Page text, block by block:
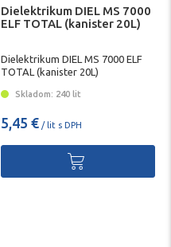
Dielektrikum DIEL MS 7000
ELF TOTAL (kanister 20L)
Dielektrikum DIEL MS 7000 ELF
TOTAL (kanister 20L)
Skladom: 240 lit
5,45 € / lit s DPH